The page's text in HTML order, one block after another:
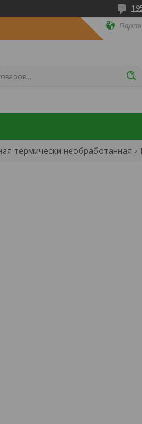
термически необработанная